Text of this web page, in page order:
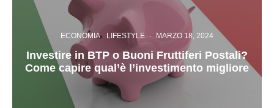
ECONOMIA LIFESTYLE · MARZO 18, 2024
Investire in BTP o Buoni Fruttiferi Postali?
Come capire qual’è l’investimento migliore